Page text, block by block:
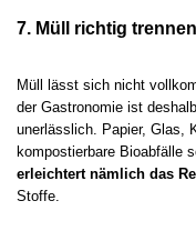
7. Müll richtig
Müll lässt sich nicht
der Gastronomie ist
unerlässlich. Papier, Glas,
kompostierbare Bioabfälle
erleichtert nämlich das
Stoffe.